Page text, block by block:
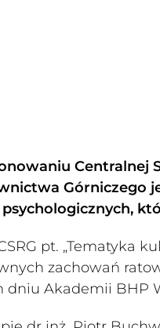
Centralnej
Górniczego
psychologicznych,
pt. „Tematyka
zachowań
dniu Akademii BHP